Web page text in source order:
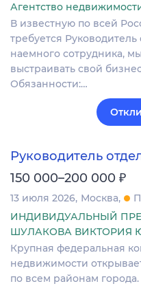
Агентство
В известную по всей
требуется
наемного сотрудника,
выстраивать свой
Обязанности:…
Руководитель
150 000–200 000 ₽
13 июля 2026 Москва
ИНДИВИДУАЛЬНЫЙ
ШУЛАКОВА ВИКТОРИЯ
Крупная федеральная
недвижимости
по всем районам